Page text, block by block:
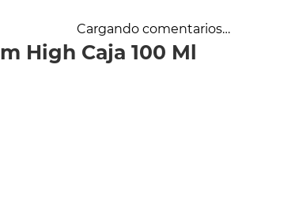
Cargando comentarios…
High Caja 100 Ml